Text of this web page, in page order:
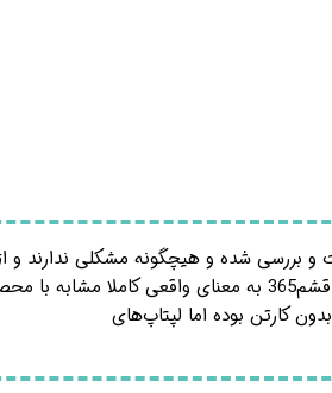
بررسی شده و هیچگونه مشکلی ندارند و
ظاهر محصول هیچگونه تفاوتی با نو ندارد. اگر چه برخی از لپتاپ‌های استوک ظاهر خوب و مناسبی دارند اما لپتاپ‌های مجموعه قشم365 به معنای
کارتن بوده اما لپتاپ‌های